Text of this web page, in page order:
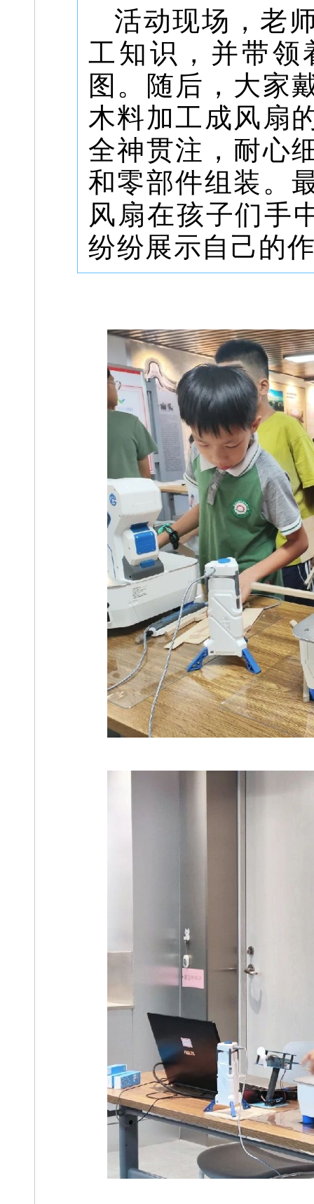
活动现场，老
工知识，并带
图。随后，大家
木料加工成风扇
全神贯注，耐心
和零部件组装。
风扇在孩子们手
纷纷展示自己的